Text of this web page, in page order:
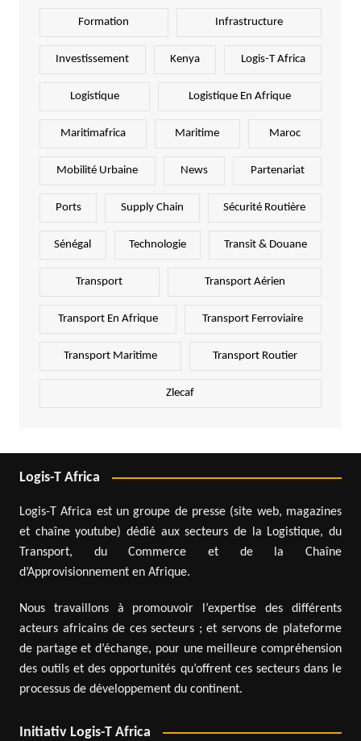
Formation Infrastructure
Investissement Kenya Logis-T Africa
Logistique Logistique En Afrique
Maritimafrica Maritime Maroc
Mobilité Urbaine News Partenariat
Ports Supply Chain Sécurité Routière
Sénégal Technologie Transit & Douane
Transport Transport Aérien
Transport En Afrique Transport Ferroviaire
Transport Maritime Transport Routier
Zlecaf
Logis-T Africa
Logis-T Africa est un groupe de presse (site web, magazines
et chaîne youtube) dédié aux secteurs de la Logistique, du
Transport, du Commerce et de la Chaîne
d’Approvisionnement en Afrique.
Nous travaillons à promouvoir l’expertise des différents
acteurs africains de ces secteurs ; et servons de plateforme
de partage et d’échange, pour une meilleure compréhension
des outils et des opportunités qu’offrent ces secteurs dans le
processus de développement du continent.
Initiativ Logis-T Africa